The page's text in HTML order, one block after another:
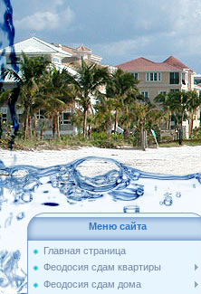
Меню сайта
Главная страница
Феодосия сдам квартиры
Феодосия сдам дома